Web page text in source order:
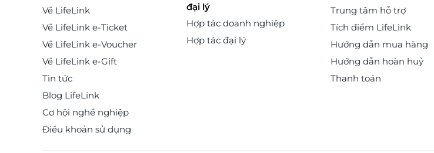
Về LifeLink
Về LifeLink e-Ticket
Về LifeLink e-Voucher
Về LifeLink e-Gift
Tin tức
Blog LifeLink
Cơ hội nghề nghiệp
Điều khoản sử dụng
đại lý
Hợp tác doanh nghiệp
Hợp tác đại lý
Trung tâm hỗ trợ
Tích điểm LifeLink
Hướng dẫn mua hàng
Hướng dẫn hoàn huỷ
Thanh toán